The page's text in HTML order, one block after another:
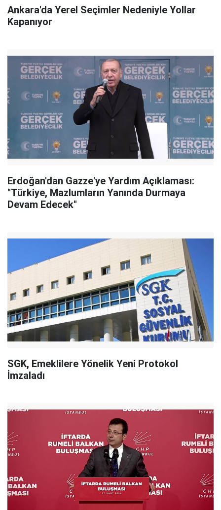
Ankara'da Yerel Seçimler Nedeniyle Yollar
Kapanıyor
Erdoğan'dan Gazze'ye Yardım Açıklaması:
"Türkiye, Mazlumların Yanında Durmaya
Devam Edecek"
SGK, Emeklilere Yönelik Yeni Protokol
İmzaladı